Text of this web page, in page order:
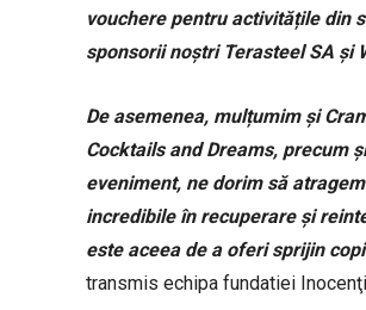
vouchere pentru activitățile din
sponsorii noștri Terasteel SA și
De asemenea, mulțumim și
Cocktails and Dreams, precum
eveniment, ne dorim să
incredibile în recuperare și
este aceea de a oferi sprijin
transmis echipa fundatiei